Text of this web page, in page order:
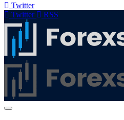
Twitter
Twitter
RSS